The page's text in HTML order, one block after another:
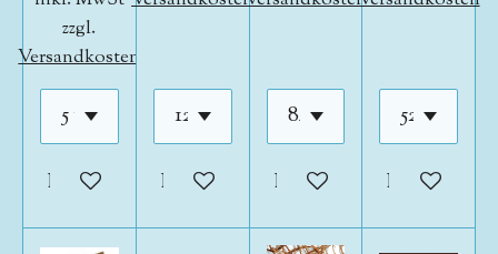
zzgl.
Versandkosten
In den WarenkorbIn den WarenkorbIn den Warenkorb
In den